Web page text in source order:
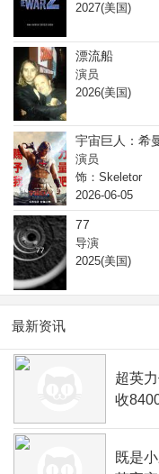
2027(美国)
漂流船
演员
2026(美国)
宇宙巨人：希
演员
饰：Skeletor
2026-06-05
77
导演
2025(美国)
最新资讯
超英
收
既是